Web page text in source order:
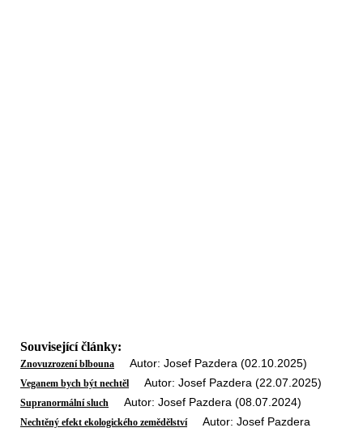
Související články:
Znovuzrození blbouna Autor: Josef Pazdera (02.10.2025)
Veganem bych být nechtěl Autor: Josef Pazdera (22.07.2025)
Supranormální sluch Autor: Josef Pazdera (08.07.2024)
Nechtěný efekt ekologického zemědělstvíAutor: Josef Pazdera